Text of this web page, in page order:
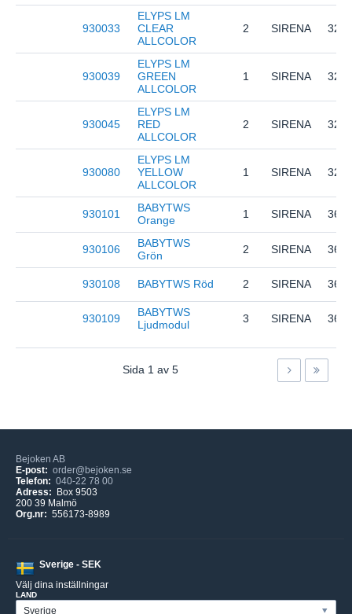
930033
ELYPS LM
CLEAR
ALLCOLOR
2 SIRENA
930039
ELYPS LM
GREEN
ALLCOLOR
1 SIRENA
930045
ELYPS LM
RED
ALLCOLOR
2 SIRENA
930080
ELYPS LM
YELLOW
ALLCOLOR
1 SIRENA
930101
BABYTWS
Orange
1 SIRENA
930106
BABYTWS
Grön
2 SIRENA
930108 BABYTWS Röd 2 SIRENA
930109
BABYTWS
Ljudmodul
3 SIRENA
Sida 1 av 5
Bejoken AB
E-post: order@bejoken.se
Telefon: 040-22 78 00
Adress: Box 9503
200 39 Malmö
Org.nr: 556173-8989
Sverige - SEK
Välj dina inställningar
LAND